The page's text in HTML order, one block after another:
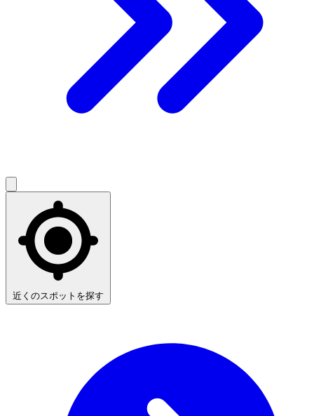
近くのスポットを探す